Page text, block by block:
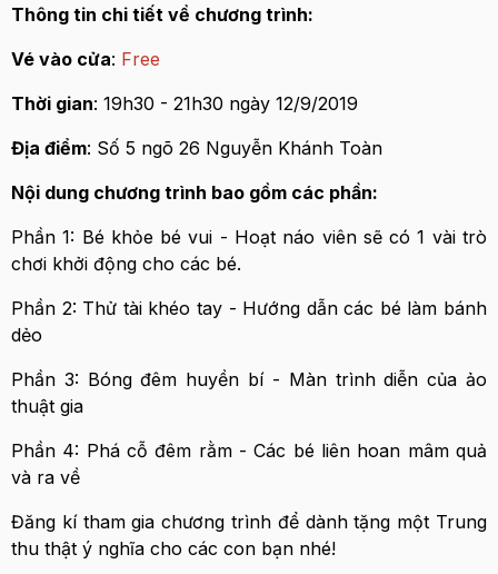
Thông tin chi tiết về chương trình:
Vé vào cửa: Free
Thời gian: 19h30 - 21h30 ngày 12/9/2019
Địa điểm: Số 5 ngõ 26 Nguyễn Khánh Toàn
Nội dung chương trình bao gồm các phần:
Phần 1: Bé khỏe bé vui - Hoạt náo viên sẽ có 1 vài trò
chơi khởi động cho các bé.
Phần 2: Thử tài khéo tay - Hướng dẫn các bé làm bánh
dẻo
Phần 3: Bóng đêm huyền bí - Màn trình diễn của ảo
thuật gia
Phần 4: Phá cỗ đêm rằm - Các bé liên hoan mâm quả
và ra về
Đăng kí tham gia chương trình để dành tặng một Trung
thu thật ý nghĩa cho các con bạn nhé!